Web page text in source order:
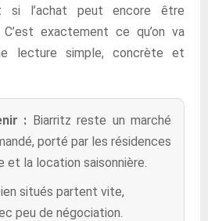
si l’achat peut encore être
C’est exactement ce qu’on va
lecture simple, concrète et
: Biarritz reste un marché
porté par les résidences
et la location saisonnière.
situés partent vite,
peu de négociation.